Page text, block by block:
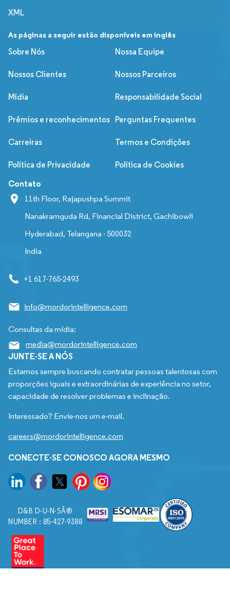
XML
As páginas a seguir estão disponíveis em inglês
Sobre Nós
Nossa Equipe
Nossos Clientes Nossos Parceiros
Mídia Responsabilidade Social
Prêmios e reconhecimentos Perguntas Frequentes
Carreiras Termos e Condições
Política de Privacidade Política de Cookies
Contato
11th Floor, Rajapushpa Summit
Nanakramguda Rd, Financial District, Gachibowli
Hyderabad, Telangana - 500032
India
+1 617-765-2493
info@mordorintelligence.com
Consultas da mídia:
media@mordorintelligence.com
JUNTE-SE A NÓS
Estamos sempre buscando contratar pessoas talentosas com
proporções iguais e extraordinárias de experiência no setor,
capacidade de resolver problemas e inclinação.
Interessado? Envie-nos um e-mail.
careers@mordorintelligence.com
CONECTE-SE CONOSCO AGORA MESMO
D&B D-U-N-SÂ®
NUMBER : 85-427-9388